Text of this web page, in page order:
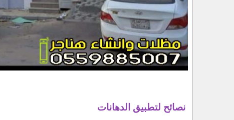
نصائح لتطبيق الدهانات